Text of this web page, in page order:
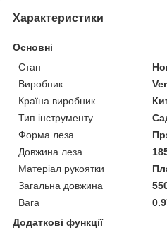
Характеристики
Основні
Стан
Виробник
Країна виробник
Тип інструменту
Форма леза
Довжина леза
Матеріал рукоятки
Загальна довжина
Вага
Додаткові функції